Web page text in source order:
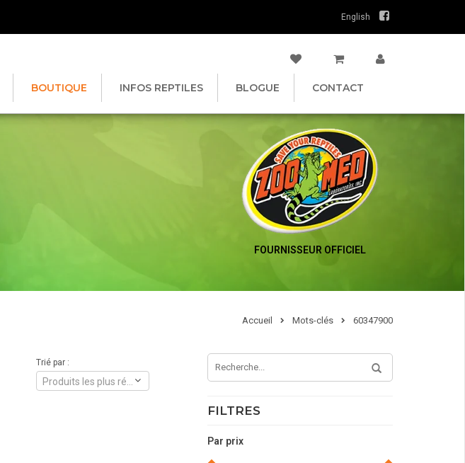
English
BOUTIQUE INFOS REPTILES BLOGUE CONTACT
FOURNISSEUR OFFICIEL
Accueil Mots-clés 60347900
FILTRES
Par prix
Trié par :